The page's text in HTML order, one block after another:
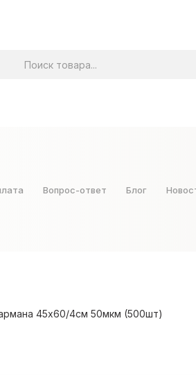
Вопрос-ответ Блог
45х60/4см 50мкм (500шт)